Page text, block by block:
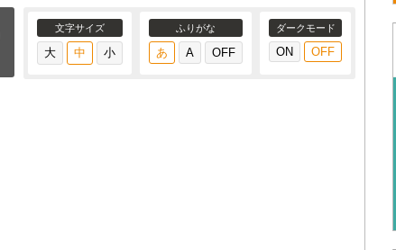
文字サイズ ふりがな ダークモード